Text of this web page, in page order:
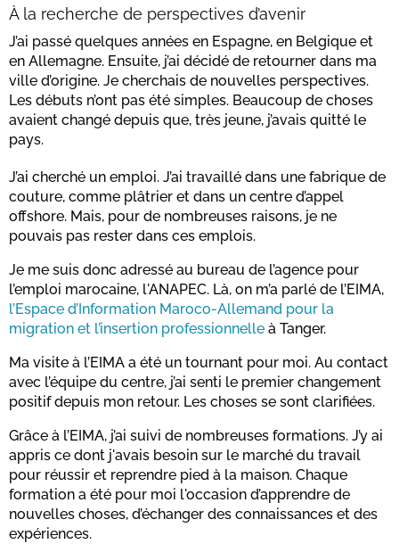
À la recherche de perspectives d’avenir
J’ai passé quelques années en Espagne, en Belgique et
en Allemagne. Ensuite, j’ai décidé de retourner dans ma
ville d’origine. Je cherchais de nouvelles perspectives.
Les débuts n’ont pas été simples. Beaucoup de choses
avaient changé depuis que, très jeune, j’avais quitté le
pays.
J’ai cherché un emploi. J’ai travaillé dans une fabrique de
couture, comme plâtrier et dans un centre d’appel
offshore. Mais, pour de nombreuses raisons, je ne
pouvais pas rester dans ces emplois.
Je me suis donc adressé au bureau de l’agence pour
l’emploi marocaine, l'ANAPEC. Là, on m’a parlé de l’EIMA,
l’Espace d’Information Maroco-Allemand pour la
migration et l’insertion professionnelle à Tanger.
Ma visite à l’EIMA a été un tournant pour moi. Au contact
avec l’équipe du centre, j’ai senti le premier changement
positif depuis mon retour. Les choses se sont clarifiées.
Grâce à l’EIMA, j’ai suivi de nombreuses formations. J’y ai
appris ce dont j'avais besoin sur le marché du travail
pour réussir et reprendre pied à la maison. Chaque
formation a été pour moi l'occasion d’apprendre de
nouvelles choses, d’échanger des connaissances et des
expériences.